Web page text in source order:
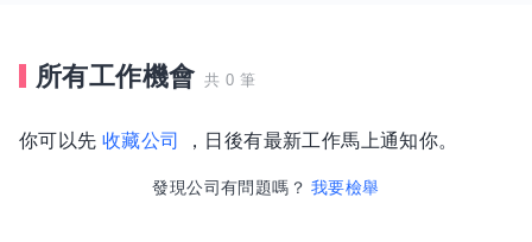
所有工作機會 共 0 筆
你可以先 收藏公司 ，日後有最新工作馬上通知你。
發現公司有問題嗎？ 我要檢舉